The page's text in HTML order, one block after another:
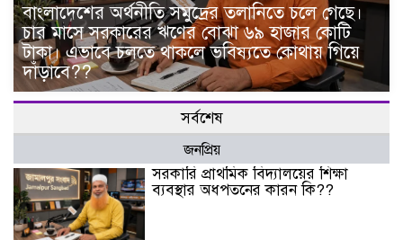
বাংলাদেশের অর্থনীতি সমুদ্রের তলানিতে চলে গেছে।
চার মাসে সরকারের ঋণের বোঝা ৬৯ হাজার কোটি
টাকা। এভাবে চলতে থাকলে ভবিষ্যতে কোথায় গিয়ে
দাঁড়াবে??
সর্বশেষ
জনপ্রিয়
সরকারি প্রাথমিক বিদ্যালয়ের শিক্ষা
ব্যবস্থার অধপতনের কারন কি??